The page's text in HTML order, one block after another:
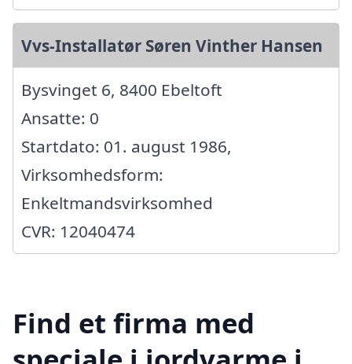
Vvs-Installatør Søren Vinther Hansen
Bysvinget 6, 8400 Ebeltoft
Ansatte: 0
Startdato: 01. august 1986,
Virksomhedsform:
Enkeltmandsvirksomhed
CVR: 12040474
Find et firma med